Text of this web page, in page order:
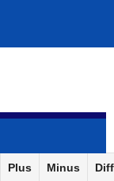
Plus Minus